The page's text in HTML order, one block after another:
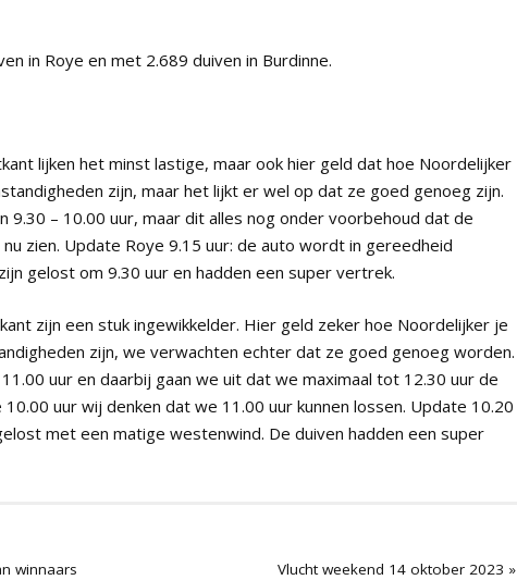
in Roye en met 2.689 duiven in Burdinne.
lijken het minst lastige, maar ook hier geld dat hoe Noordelijker
zijn, maar het lijkt er wel op dat ze goed genoeg zijn.
9.30 – 10.00 uur, maar dit alles nog onder voorbehoud dat de
zien. Update Roye 9.15 uur: de auto wordt in gereedheid
gelost om 9.30 uur en hadden een super vertrek.
zijn een stuk ingewikkelder. Hier geld zeker hoe Noordelijker je
zijn, we verwachten echter dat ze goed genoeg worden.
uur en daarbij gaan we uit dat we maximaal tot 12.30 uur de
uur wij denken dat we 11.00 uur kunnen lossen. Update 10.20
met een matige westenwind. De duiven hadden een super
winnaars
Vlucht weekend 14 oktober 2023 »